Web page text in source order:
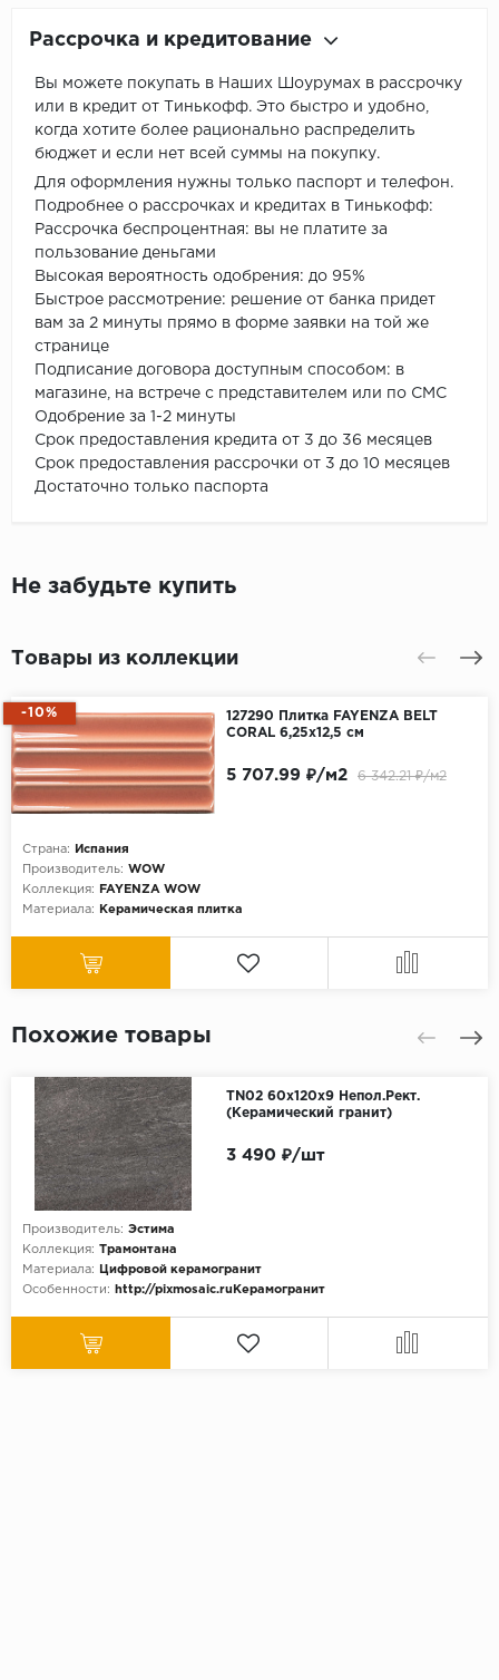
Рассрочка и кредитование
Вы можете покупать в Наших Шоурумах в рассрочку
или в кредит от Тинькофф. Это быстро и удобно,
когда хотите более рационально распределить
бюджет и если нет всей суммы на покупку.
Для оформления нужны только паспорт и телефон.
Подробнее о рассрочках и кредитах в Тинькофф:
Рассрочка беспроцентная: вы не платите за
пользование деньгами
Высокая вероятность одобрения: до 95%
Быстрое рассмотрение: решение от банка придет
вам за 2 минуты прямо в форме заявки на той же
странице
Подписание договора доступным способом: в
магазине, на встрече с представителем или по СМС
Одобрение за 1-2 минуты
Срок предоставления кредита от 3 до 36 месяцев
Срок предоставления рассрочки от 3 до 10 месяцев
Достаточно только паспорта
Не забудьте купить
Товары из коллекции
-10%
127290 Плитка FAYENZA BELT
CORAL 6,25x12,5 см
Страна:
Испания
Производитель: WOW
Коллекция:
FAYENZA WOW
Материала:
Керамическая плитка
5 707.99 ₽/м2 6 342.21 ₽/м2
Похожие товары
TN02 60x120x9 Непол.Рект.
(Керамический гранит)
Производитель: Эстима
Коллекция: Трамонтана
Материала:
Цифровой керамогранит
Особенности:
http://pixmosaic.ruКерамогранит
3 490 ₽/шт